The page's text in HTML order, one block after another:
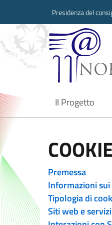
Presidenza del
Il Progetto
current
Premessa
Informazioni
Tipologia di
Siti web e